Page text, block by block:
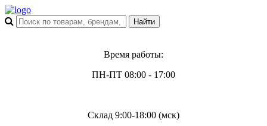
Время работы:
ПН-ПТ 08:00 - 17:00
Склад 9:00-18:00 (мск)